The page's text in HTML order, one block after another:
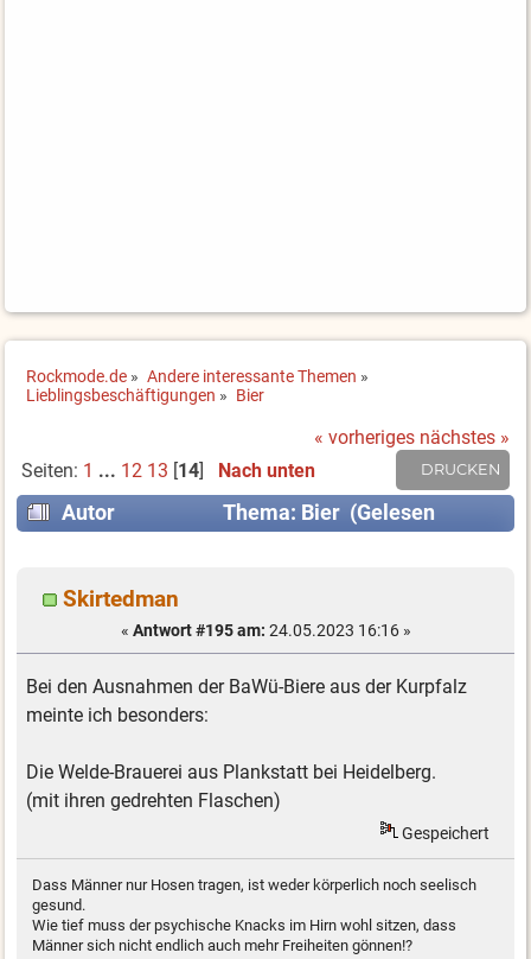
Rockmode.de » Andere interessante Themen »
Lieblingsbeschäftigungen » Bier
« vorheriges nächstes »
DRUCKEN
Seiten: 1 ... 12 13 [14] Nach unten
Autor
Thema: Bier (Gelesen
Skirtedman
« Antwort #195 am: 24.05.2023 16:16 »
Bei den Ausnahmen der BaWü-Biere aus der Kurpfalz
meinte ich besonders:
Die Welde-Brauerei aus Plankstatt bei Heidelberg.
(mit ihren gedrehten Flaschen)
Gespeichert
Dass Männer nur Hosen tragen, ist weder körperlich noch seelisch
gesund.
Wie tief muss der psychische Knacks im Hirn wohl sitzen, dass
Männer sich nicht endlich auch mehr Freiheiten gönnen!?